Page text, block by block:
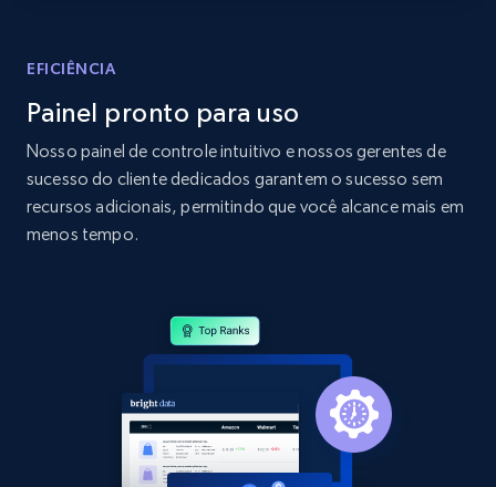
2.1K+ 353+ Comece agora
Home Depot US - Gather data on products
using specified keywords
Comece agora
EFICIÊNCIA
Painel pronto para uso
Nosso painel de controle intuitivo e nossos gerentes de
sucesso do cliente dedicados garantem o sucesso sem
recursos adicionais, permitindo que você alcance mais em
menos tempo.